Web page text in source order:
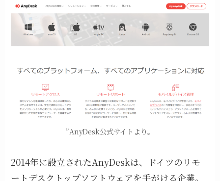
”AnyDesk公式サイトより。
2014年に設立されたAnyDeskは、ドイツのリモ
ートデスクトップソフトウェアを手がける企業。